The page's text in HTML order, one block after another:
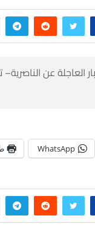
العاجلة عن
WhatsApp